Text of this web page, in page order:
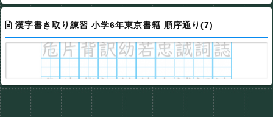
漢字書き取り練習 小学6年東京書籍 順序通り(7)